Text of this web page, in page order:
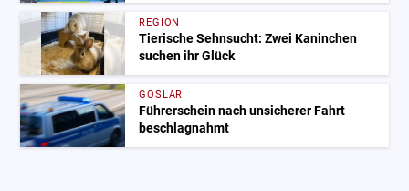
REGION
Tierische Sehnsucht: Zwei Kaninchen
suchen ihr Glück
GOSLAR
Führerschein nach unsicherer Fahrt
beschlagnahmt